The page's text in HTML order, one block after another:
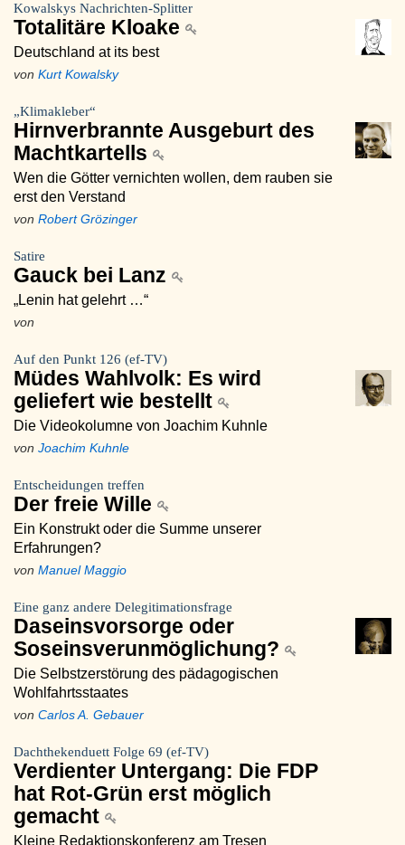
Kowalskys Nachrichten-Splitter
Totalitäre Kloake
Deutschland at its best
von Kurt Kowalsky
„Klimakleber“
Hirnverbrannte Ausgeburt des
Machtkartells
Wen die Götter vernichten wollen, dem rauben sie
erst den Verstand
von Robert Grözinger
Satire
Gauck bei Lanz
„Lenin hat gelehrt …“
von
Auf den Punkt 126 (ef-TV)
Müdes Wahlvolk: Es wird
geliefert wie bestellt
Die Videokolumne von Joachim Kuhnle
von Joachim Kuhnle
Entscheidungen treffen
Der freie Wille
Ein Konstrukt oder die Summe unserer
Erfahrungen?
von Manuel Maggio
Eine ganz andere Delegitimationsfrage
Daseinsvorsorge oder
Soseinsverunmöglichung?
Die Selbstzerstörung des pädagogischen
Wohlfahrtsstaates
von Carlos A. Gebauer
Dachthekenduett Folge 69 (ef-TV)
Verdienter Untergang: Die FDP
hat Rot-Grün erst möglich
gemacht
Kleine Redaktionskonferenz am Tresen